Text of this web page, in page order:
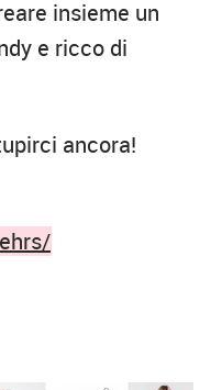
insieme un
e ricco di
ancora!